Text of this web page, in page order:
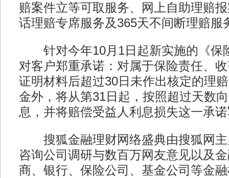
赔案件立等可取服务、网上自助理赔
话理赔专席服务及365天不间断理赔服
针对今年10月1日起新实施的《保
对客户郑重承诺：对属于保险责任、
证明材料后超过30日未作出核定的理
金外，将从第31日起，按照超过天数
息，并将赔偿受益人利息损失这一承
搜狐金融理财网络盛典由搜狐网主
咨询公司调研与数百万网友意见以及
商、银行、保险公司、基金公司等金